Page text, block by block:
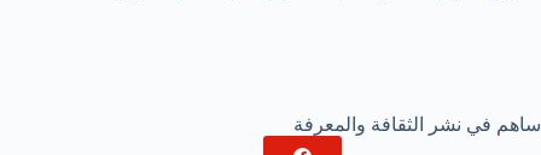
ساهم في نشر الثقافة والمعرفة